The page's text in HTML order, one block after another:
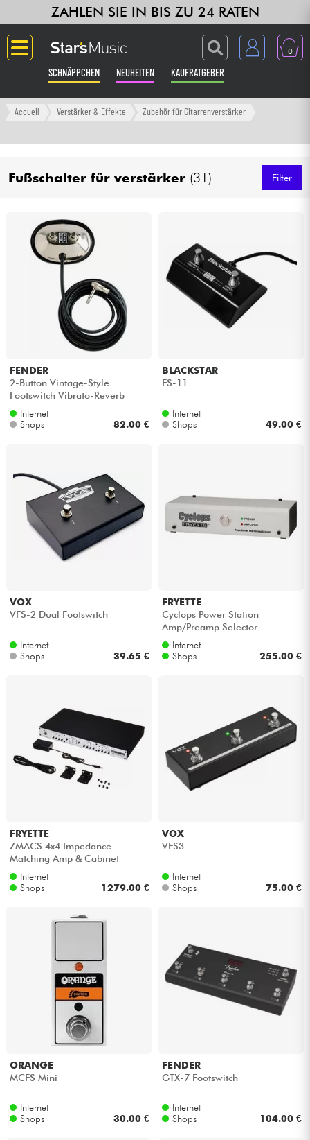
ZAHLEN SIE IN BIS ZU 24 RATEN
0
SCHNÄPPCHEN NEUHEITEN KAUFRATGEBER
Langue
Verstärker & Effekte
Synths & samplers
Studio
Kopfhörer
DJ
Drums
Blasinstrumente
Kinder
Kabel & Zubehöre
Bundle
Sehen Sie sich unsere Marken an
Accueil Verstärker & Effekte Zubehör für Gitarrenverstärker
Fußschalter für verstärker (31) Filter
FENDER
2-Button Vintage-Style
Footswitch Vibrato-Reverb
(1/4inc. Jack)
Internet
Shops
82.00 €
BLACKSTAR
FS-11
Internet
Shops
49.00 €
VOX
VFS-2 Dual Footswitch
Internet
Shops
39.65 €
FRYETTE
Cyclops Power Station
Amp/Preamp Selector
Internet
Shops
255.00 €
FRYETTE
ZMACS 4x4 Impedance
Matching Amp & Cabinet
Selector
Internet
Shops
1279.00 €
VOX
VFS3
Internet
Shops
75.00 €
ORANGE
MCFS Mini
Internet
Shops
30.00 €
FENDER
GTX-7 Footswitch
Internet
Shops
104.00 €